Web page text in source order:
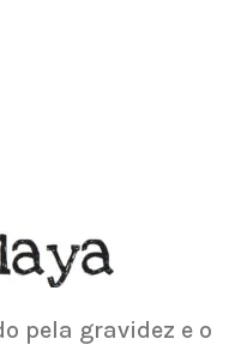
Fertilidade e
Gravidez
Saiba Mais
pela gravidez e o